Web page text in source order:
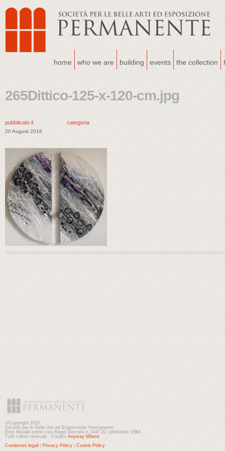
home who we are building events the collection
265Dittico-125-x-120-cm.jpg
pubblicato il
20 August 2016
categoria
©Copyright 2012
Società per le Belle Arti ed Esposizione Permanente
Ente Morale eretto con Regio Decreto n.1447-22 settembre 1884
Tutti i diritti riservati - Credits Anyway Milano
Condizioni legali
Privacy Policy Cookie Policy